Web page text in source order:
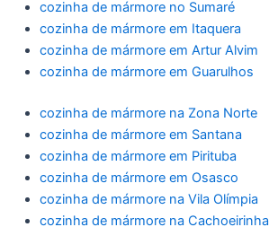
cozinha de mármore no Sumaré
cozinha de mármore em Itaquera
cozinha de mármore em Artur Alvim
cozinha de mármore em Guarulhos
cozinha de mármore na Zona Norte
cozinha de mármore em Santana
cozinha de mármore em Pirituba
cozinha de mármore em Osasco
cozinha de mármore na Vila Olímpia
cozinha de mármore na Cachoeirinha